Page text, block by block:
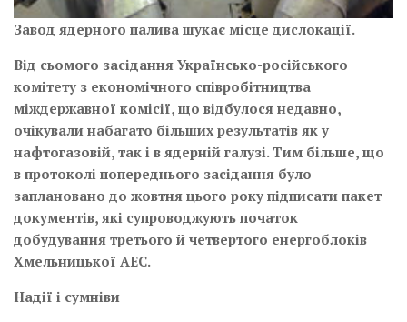
Завод ядерного палива шукає місце дислокації.
Від сьомого засідання Українсько-російського
комітету з економічного співробітництва
міждержавної комісії, що відбулося недавно,
очікували набагато більших результатів як у
нафтогазовій, так і в ядерній галузі. Тим більше, що
в протоколі попереднього засідання було
заплановано до жовтня цього року підписати пакет
документів, які супроводжують початок
добудування третього й четвертого енергоблоків
Хмельницької АЕС.
Надії і сумніви